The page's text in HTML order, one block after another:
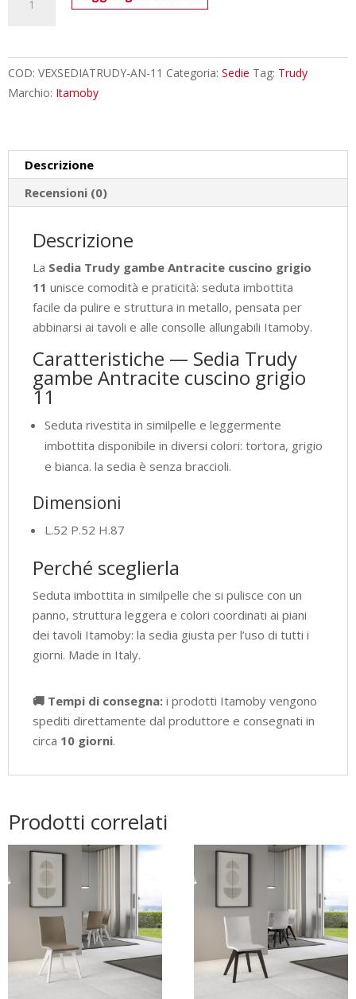
Trudy
cuscino
grigio
P.52
H.87
quantità
COD: VEXSEDIATRUDY-AN-11 Categoria: Sedie Tag: Trudy
Marchio: Itamoby
Descrizione
Recensioni (0)
Descrizione
La Sedia Trudy gambe Antracite cuscino grigio
11 unisce comodità e praticità: seduta imbottita
facile da pulire e struttura in metallo, pensata per
abbinarsi ai tavoli e alle consolle allungabili Itamoby.
Caratteristiche — Sedia Trudy
gambe Antracite cuscino grigio
11
Seduta rivestita in similpelle e leggermente
imbottita disponibile in diversi colori: tortora, grigio
e bianca. la sedia è senza braccioli.
Dimensioni
L.52 P.52 H.87
Perché sceglierla
Seduta imbottita in similpelle che si pulisce con un
panno, struttura leggera e colori coordinati ai piani
dei tavoli Itamoby: la sedia giusta per l’uso di tutti i
giorni. Made in Italy.
🚚 Tempi di consegna: i prodotti Itamoby vengono
spediti direttamente dal produttore e consegnati in
circa 10 giorni.
Prodotti correlati